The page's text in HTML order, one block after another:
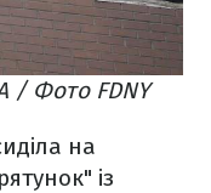
/ Фото FDNY
на
із